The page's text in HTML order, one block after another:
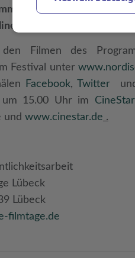
der kommenden 60.
auf der Festival
Filmen des
Festival unter
Facebook, Twitter
15.00 Uhr im
und www.cinestar.de .
Lübeck
Lübeck
filmtage.de